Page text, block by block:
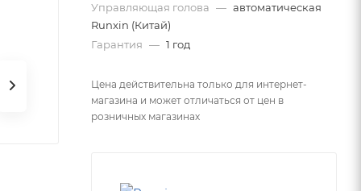
Управляющая голова — автоматическая
Runxin (Китай)
Гарантия — 1 год
Цена действительна только для интернет-
магазина и может отличаться от цен в
розничных магазинах